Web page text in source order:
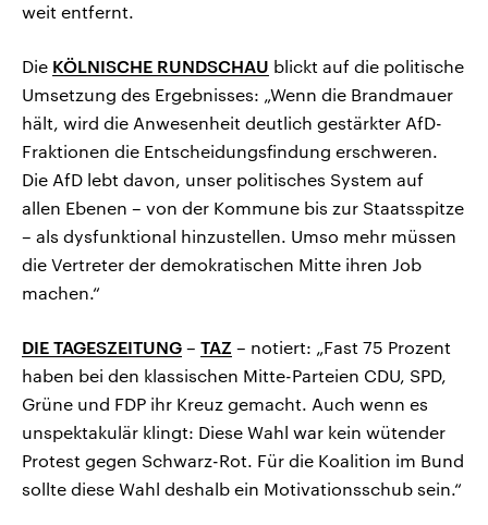
weit entfernt.
Die KÖLNISCHE RUNDSCHAU blickt auf die politische
Umsetzung des Ergebnisses: „Wenn die Brandmauer
hält, wird die Anwesenheit deutlich gestärkter AfD-
Fraktionen die Entscheidungsfindung erschweren.
Die AfD lebt davon, unser politisches System auf
allen Ebenen – von der Kommune bis zur Staatsspitze
– als dysfunktional hinzustellen. Umso mehr müssen
die Vertreter der demokratischen Mitte ihren Job
machen.“
DIE TAGESZEITUNG – TAZ – notiert: „Fast 75 Prozent
haben bei den klassischen Mitte-Parteien CDU, SPD,
Grüne und FDP ihr Kreuz gemacht. Auch wenn es
unspektakulär klingt: Diese Wahl war kein wütender
Protest gegen Schwarz-Rot. Für die Koalition im Bund
sollte diese Wahl deshalb ein Motivationsschub sein.“